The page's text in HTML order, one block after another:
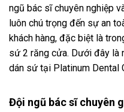
ngũ bác sĩ chuyên nghiệp
luôn chú trọng đến sự an
khách hàng, đặc biệt là
sứ 2 răng cửa. Dưới đây là
dán sứ tại Platinum Dental
Đội ngũ bác sĩ chuyên